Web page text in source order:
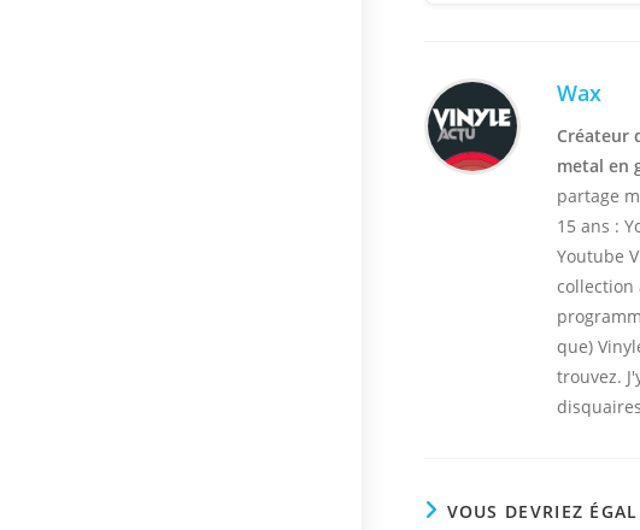
Wax
Créateur
metal en
partage
15 ans :
Youtube
collection
que)
trouvez.
VOUS DEVRIEZ